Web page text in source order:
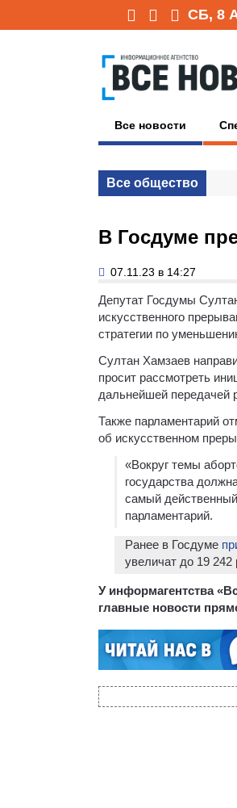
СБ, 8
Все новости
Все общество
В Госдуме
07.11.23 в 14:27
Депутат Госдумы
искусственного
стратегии по
Султан Хамзаев
просит рассмотреть
дальнейшей передачей
Также парламентарий
об искусственном
«Вокруг темы
государства
самый
парламентарий.
Ранее в Госдуме
увеличат до 19
У информагентства
главные новости